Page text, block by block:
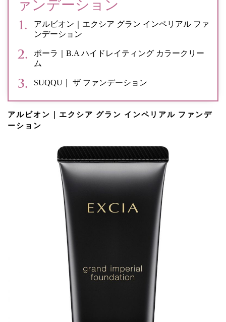
ァンデーション
アルビオン｜エクシア グラン インペリアル ファ
ンデーション
ポーラ｜B.A ハイドレイティング カラークリー
ム
SUQQU｜ ザ ファンデーション
アルビオン｜エクシア グラン インペリアル ファンデ
ーション